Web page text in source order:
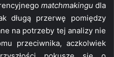
matchmakingu dla
długą przerwę pomiędzy
na potrzeby tej analizy nie
przeciwnika, aczkolwiek